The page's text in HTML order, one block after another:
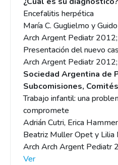
Encefalitis herpética
María C. Guglielmo y
Arch Argent Pediatr
Presentación del nuevo
Arch Argent Pediatr
Sociedad Argentina de
Subcomisiones,
Trabajo infantil: una
compromete
Adrián Cutri, Erica
Beatriz Muller Opet y Lilia
Arch Arch Argent
Ver